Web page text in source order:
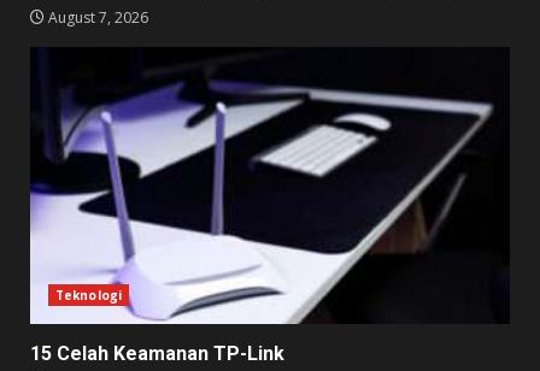
August 7, 2026
Teknologi
15 Celah Keamanan TP-Link